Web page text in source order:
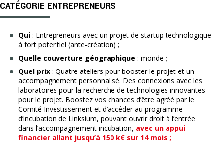
CATÉGORIE ENTREPRENEURS
Qui : Entrepreneurs avec un projet de startup technologique
à fort potentiel (ante-création) ;
Quelle couverture géographique : monde ;
Quel prix : Quatre ateliers pour booster le projet et un
accompagnement personnalisé. Des connexions avec les
laboratoires pour la recherche de technologies innovantes
pour le projet. Boostez vos chances d’être agréé par le
Comité Investissement et d’accéder au programme
d’incubation de Linksium, pouvant ouvrir droit à l’entrée
dans l’accompagnement incubation, avec un appui
financier allant jusqu’à 150 k€ sur 14 mois ;